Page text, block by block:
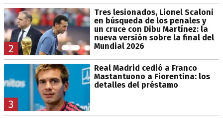
2
Tres lesionados, Lionel Scaloni
en búsqueda de los penales y
un cruce con Dibu Martínez: la
nueva versión sobre la final del
Mundial 2026
3
Real Madrid cedió a Franco
Mastantuono a Fiorentina: los
detalles del préstamo